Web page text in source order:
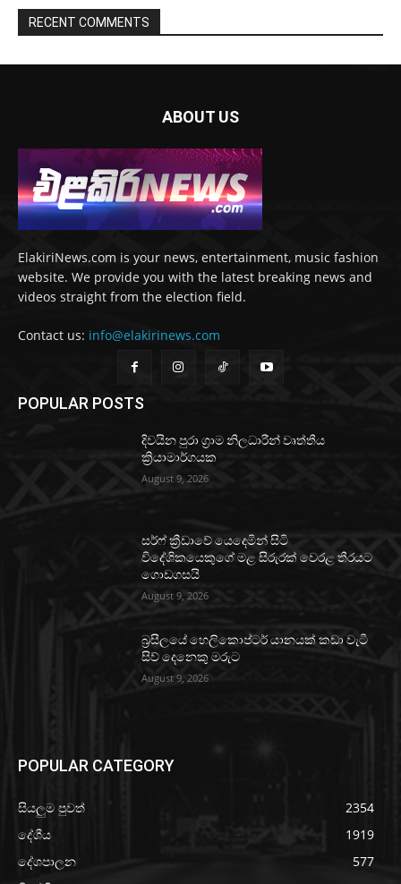
RECENT COMMENTS
ABOUT US
ElakiriNews.com is your news, entertainment, music fashion
website. We provide you with the latest breaking news and
videos straight from the election field.
Contact us: info@elakirinews.com
POPULAR POSTS
දිවයින පුරා ග්‍රාම නිලධාරීන් වෘත්තීය
ක්‍රියාමාර්ගයක
August 9, 2026
සර්ෆ් ක්‍රීඩාවේ යෙදෙමින් සිටි
විදේශිකයෙකුගේ මළ සිරුරක් වෙරළ තීරයට
ගොඩගසයි
August 9, 2026
බ්‍රසීලයේ හෙලිකොප්ටර් යානයක් කඩා වැටී
සිව් දෙනෙකු මරුට
August 9, 2026
POPULAR CATEGORY
සියලුම පුවත්
2354
දේශීය
1919
දේශපාලන
577